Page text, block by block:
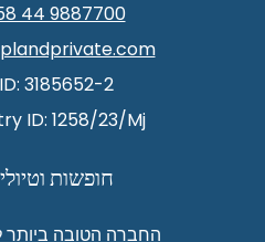
44 9887700
3185652-2
ID: 1258/23/Mj
חופשות
החברה הטובה ביותר